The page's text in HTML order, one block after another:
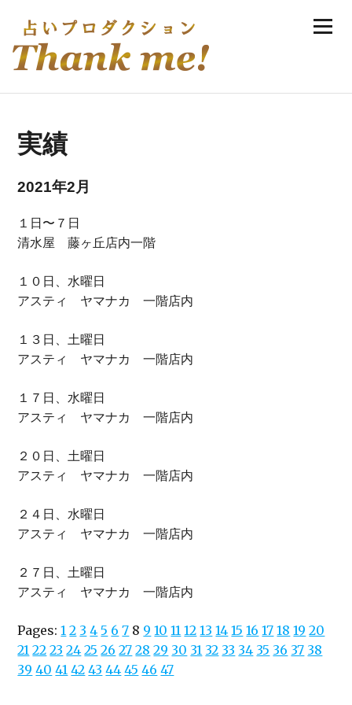
content
伊庭ゆき実の手相・風水・恋愛占い
Menu
実績
2021年2月
１日〜７日
清水屋 藤ヶ丘店内一階
１０日、水曜日
アスティ ヤマナカ 一階店内
１３日、土曜日
アスティ ヤマナカ 一階店内
１７日、水曜日
アスティ ヤマナカ 一階店内
２０日、土曜日
アスティ ヤマナカ 一階店内
２４日、水曜日
アスティ ヤマナカ 一階店内
２７日、土曜日
アスティ ヤマナカ 一階店内
Pages:1 2 3 4 5 6 7 8 9 10 11 12 13 14 15 16 17 18 19 20
21 22 23 24 25 26 27 28 29 30 31 32 33 34 35 36 37 38
39 40 41 42 43 44 45 46 47